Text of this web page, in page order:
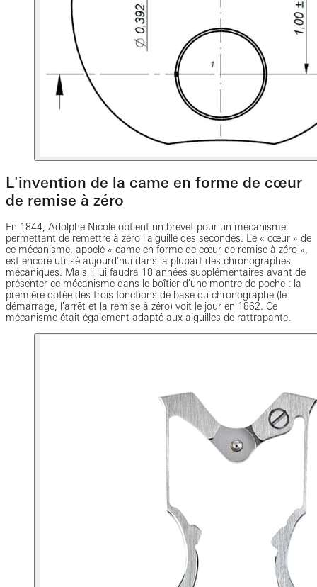
L'invention de la came en forme de cœur
de remise à zéro
En 1844, Adolphe Nicole obtient un brevet pour un mécanisme
permettant de remettre à zéro l'aiguille des secondes. Le « cœur » de
ce mécanisme, appelé « came en forme de cœur de remise à zéro »,
est encore utilisé aujourd'hui dans la plupart des chronographes
mécaniques. Mais il lui faudra 18 années supplémentaires avant de
présenter ce mécanisme dans le boîtier d'une montre de poche : la
première dotée des trois fonctions de base du chronographe (le
démarrage, l'arrêt et la remise à zéro) voit le jour en 1862. Ce
mécanisme était également adapté aux aiguilles de rattrapante.